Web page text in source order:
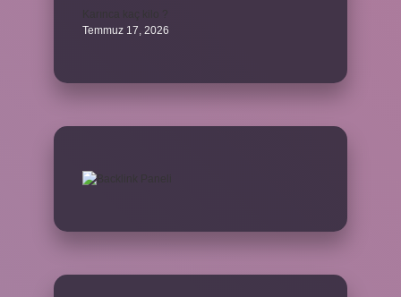
Temmuz 17, 2026